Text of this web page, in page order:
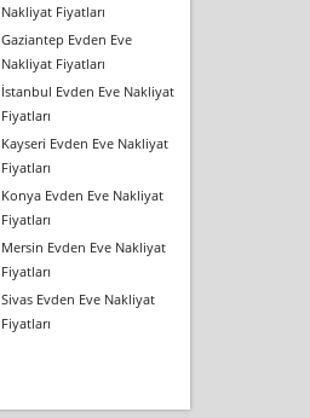
Nakliyat Fiyatları
Gaziantep Evden Eve
Nakliyat Fiyatları
İstanbul Evden Eve Nakliyat
Fiyatları
Kayseri Evden Eve Nakliyat
Fiyatları
Konya Evden Eve Nakliyat
Fiyatları
Mersin Evden Eve Nakliyat
Fiyatları
Sivas Evden Eve Nakliyat
Fiyatları